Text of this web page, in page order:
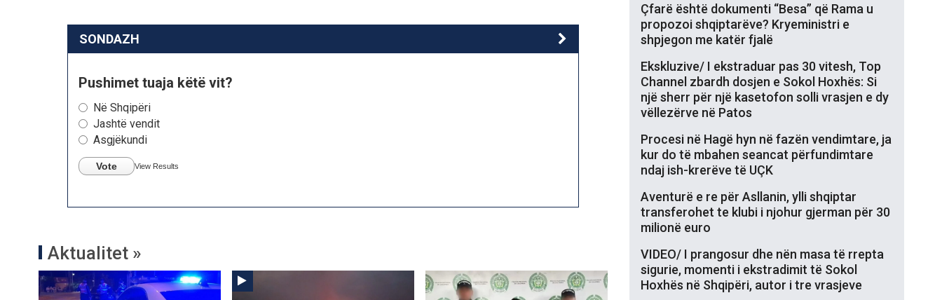
SONDAZH
Pushimet tuaja këtë vit?
Në Shqipëri
Jashtë vendit
Asgjëkundi
Vote View Results
Aktualitet »
Çfarë është dokumenti “Besa” që Rama u
propozoi shqiptarëve? Kryeministri e
shpjegon me katër fjalë
Ekskluzive/ I ekstraduar pas 30 vitesh, Top
Channel zbardh dosjen e Sokol Hoxhës: Si
një sherr për një kasetofon solli vrasjen e dy
vëllezërve në Patos
Procesi në Hagë hyn në fazën vendimtare, ja
kur do të mbahen seancat përfundimtare
ndaj ish-krerëve të UÇK
Aventurë e re për Asllanin, ylli shqiptar
transferohet te klubi i njohur gjerman për 30
milionë euro
VIDEO/ I prangosur dhe nën masa të rrepta
sigurie, momenti i ekstradimit të Sokol
Hoxhës në Shqipëri, autor i tre vrasjeve